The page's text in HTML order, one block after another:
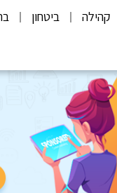
קהילה ביטחון